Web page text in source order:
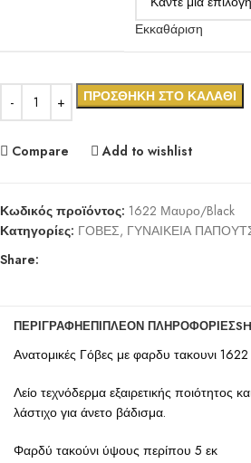
Εκκαθάριση
ΠΡΟΣΘΉΚΗ ΣΤΟ ΚΑΛΆΘΙ
Compare Add to wishlist
Κωδικός προϊόντος: 1622 Μαυρο/Black
Κατηγορίες: ΓΟΒΕΣ, ΓΥΝΑΙΚΕΙΑ
Share:
ΠΕΡΙΓΡΑΦΉΕΠΙΠΛΈΟΝ ΠΛΗΡΟΦΟΡΊΕΣ
Ανατομικές Γόβες με φαρδυ τακουνι
Λείο τεχνόδερμα εξαιρετικής ποιότητος
λάστιχο για άνετο βάδισμα.
Φαρδύ τακούνι ύψους περίπου 5 εκ